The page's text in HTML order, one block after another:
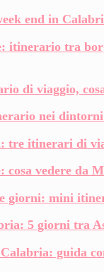
end in
itinerario tra
di viaggio,
nei
tre itinerari di
cosa vedere da
giorni: mini
5 giorni tra
guida